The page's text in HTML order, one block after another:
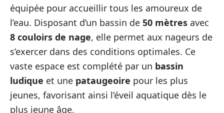
équipée pour accueillir tous les amoureux de
l’eau. Disposant d’un bassin de 50 mètres avec
8 couloirs de nage, elle permet aux nageurs de
s’exercer dans des conditions optimales. Ce
vaste espace est complété par un bassin
ludique et une pataugeoire pour les plus
jeunes, favorisant ainsi l’éveil aquatique dès le
plus jeune âge.